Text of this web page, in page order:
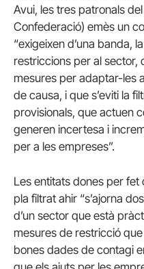
Avui, les tres patronals
Confederació) emès un
“exigeixen d’una banda,
restriccions per al sector,
mesures per adaptar-les
de causa, i que s’eviti la
provisionals, que actuen
generen incertesa i
per a les empreses”.
Les entitats dones per fet
pla filtrat ahir “s’ajorna
d’un sector que està
mesures de restricció
bones dades de contagi